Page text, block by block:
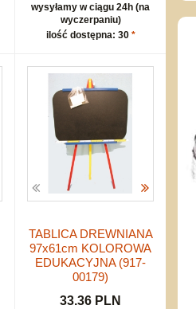
wysyłamy w ciągu 24h (na
wyczerpaniu)
ilość dostępna: 30 *
TABLICA DREWNIANA
97x61cm KOLOROWA
EDUKACYJNA (917-
00179)
33.36 PLN